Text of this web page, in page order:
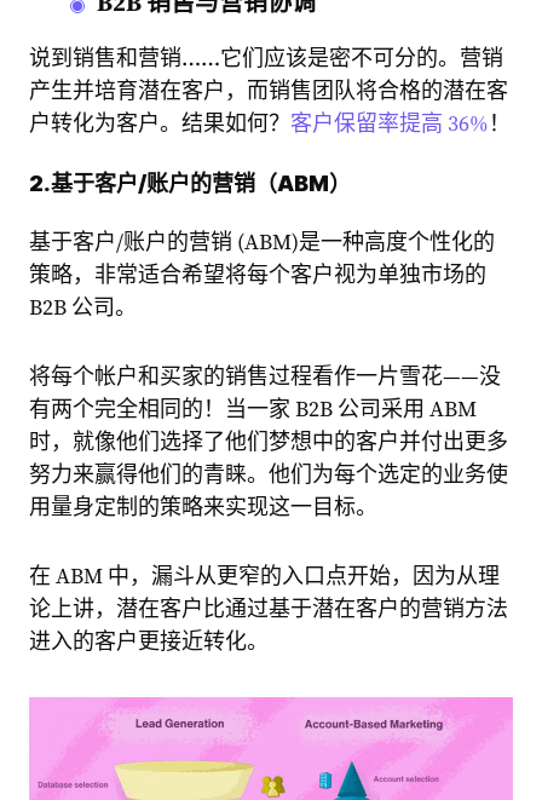
说到销售和营销……它们应该是密不可分的。营销
产生并培育潜在客户，而销售团队将合格的潜在客
户转化为客户。结果如何？ 客户保留率提高 36%！
2.基于客户/账户的营销（ABM）
基于客户/账户的营销 (ABM)是一种高度个性化的
策略，非常适合希望将每个客户视为单独市场的
B2B 公司。
将每个帐户和买家的销售过程看作一片雪花——没
有两个完全相同的！当一家 B2B 公司采用 ABM
时，就像他们选择了他们梦想中的客户并付出更多
努力来赢得他们的青睐。他们为每个选定的业务使
用量身定制的策略来实现这一目标。
在 ABM 中，漏斗从更窄的入口点开始，因为从理
论上讲，潜在客户比通过基于潜在客户的营销方法
进入的客户更接近转化。